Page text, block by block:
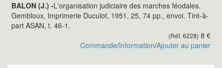
BALON (J.) -L'organisation judiciaire des marches féodales.
Gembloux, Imprimerie Duculot, 1951, 25, 74 pp., envoi. Tiré-à-
part ASAN, t. 46-1.
(Réf. 6228) 8 €
Commande/Information/Ajouter au panier